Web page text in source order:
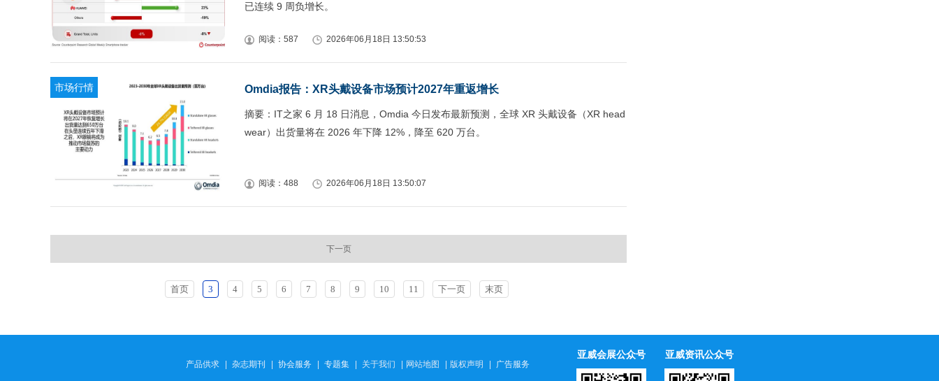
已连续 9 周负增长。
阅读：587 2026年06月18日 13:50:53
市场行情 Omdia报告：XR头戴设备市场预计2027年重返增长
摘要：IT之家 6 月 18 日消息，Omdia 今日发布最新预测，全球 XR 头戴设备（XR head
wear）出货量将在 2026 年下降 12%，降至 620 万台。
阅读：488 2026年06月18日 13:50:07
下一页
首页 3 4 5 6 7 8 9 10 11 下一页 末页
产品供求 杂志期刊 协会服务 专题集 关于我们 网站地图 版权声明 广告服务
亚威会展公众号 亚威资讯公众号